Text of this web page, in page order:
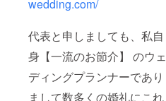
wedding.com/
代表と申しましても、私自
身【一流のお節介】 のウェ
ディングプランナーであり
まして数多くの婚礼にこれ